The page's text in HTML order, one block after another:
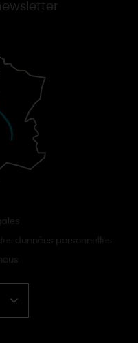
données personnelles